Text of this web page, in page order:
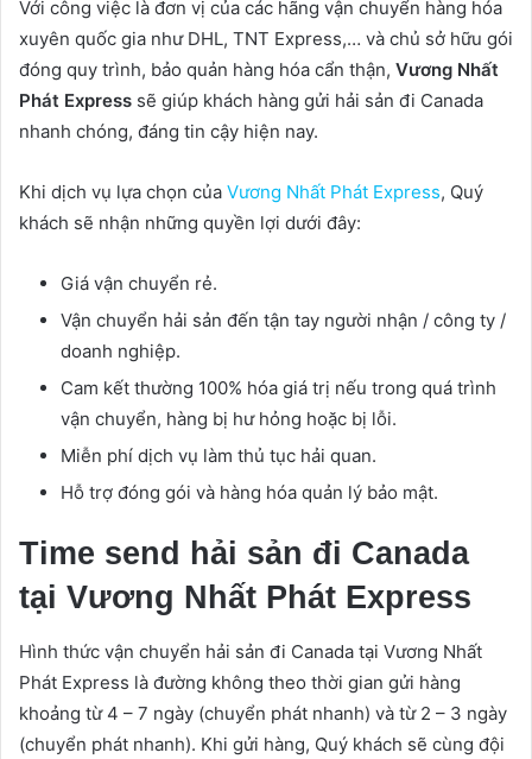
Với công việc là đơn vị của các hãng vận chuyển hàng hóa
xuyên quốc gia như DHL, TNT Express,… và chủ sở hữu gói
đóng quy trình, bảo quản hàng hóa cẩn thận, Vương Nhất
Phát Express sẽ giúp khách hàng gửi hải sản đi Canada
nhanh chóng, đáng tin cậy hiện nay.
Khi dịch vụ lựa chọn của Vương Nhất Phát Express, Quý
khách sẽ nhận những quyền lợi dưới đây:
Giá vận chuyển rẻ.
Vận chuyển hải sản đến tận tay người nhận / công ty /
doanh nghiệp.
Cam kết thường 100% hóa giá trị nếu trong quá trình
vận chuyển, hàng bị hư hỏng hoặc bị lỗi.
Miễn phí dịch vụ làm thủ tục hải quan.
Hỗ trợ đóng gói và hàng hóa quản lý bảo mật.
Time send hải sản đi Canada
tại Vương Nhất Phát Express
Hình thức vận chuyển hải sản đi Canada tại Vương Nhất
Phát Express là đường không theo thời gian gửi hàng
khoảng từ 4 – 7 ngày (chuyển phát nhanh) và từ 2 – 3 ngày
(chuyển phát nhanh). Khi gửi hàng, Quý khách sẽ cùng đội